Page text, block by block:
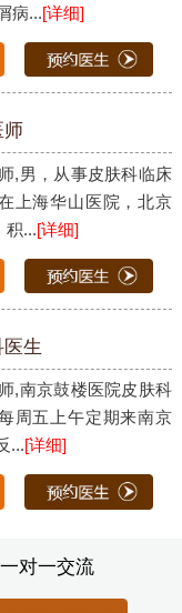
病...[详细]
师
,男，从事皮肤科临床
上海华山医院，北京
积...[详细]
生
,南京鼓楼医院皮肤科
周五上午定期来南京
...[详细]
对一交流